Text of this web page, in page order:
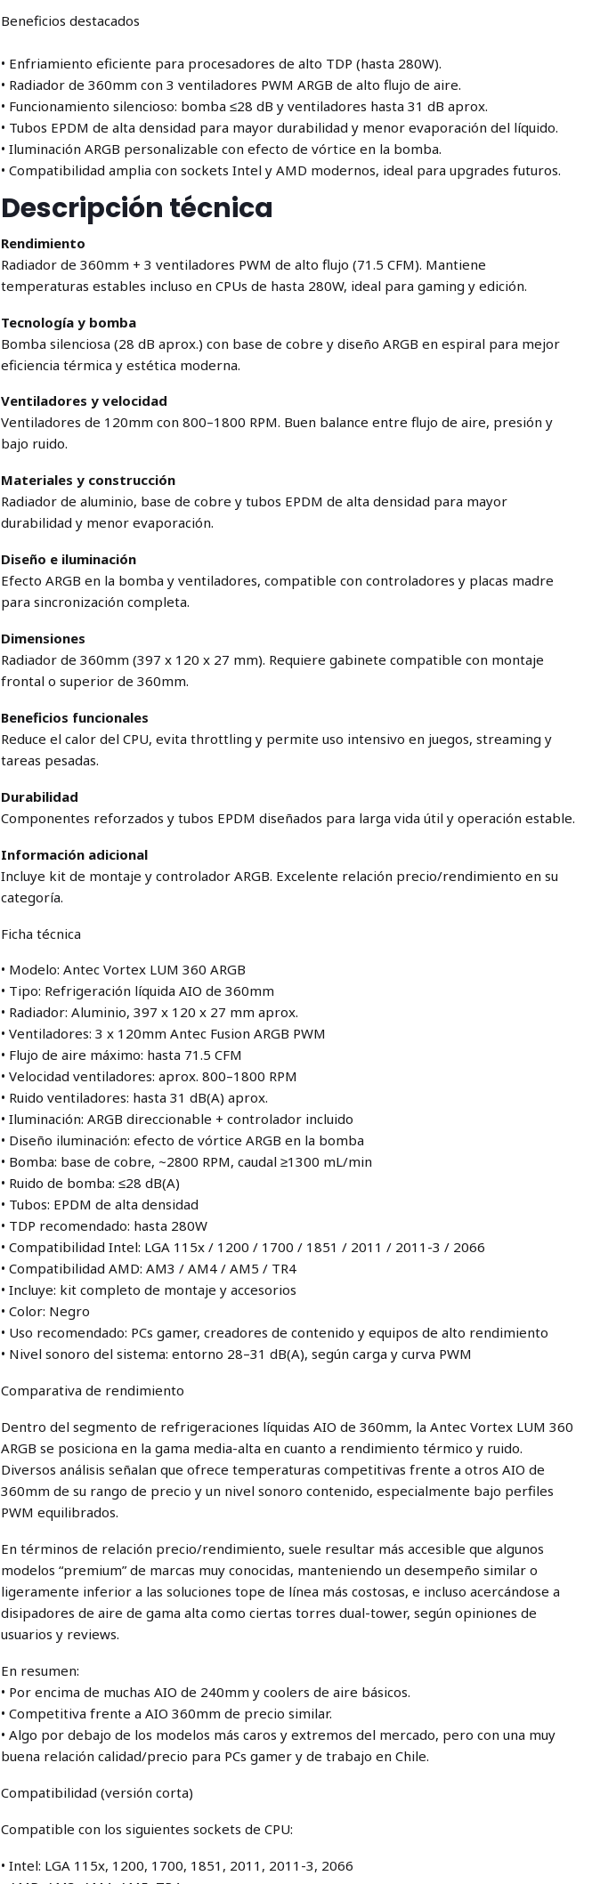
Beneficios destacados
• Enfriamiento eficiente para procesadores de alto TDP (hasta 280W).
• Radiador de 360mm con 3 ventiladores PWM ARGB de alto flujo de aire.
• Funcionamiento silencioso: bomba ≤28 dB y ventiladores hasta 31 dB aprox.
• Tubos EPDM de alta densidad para mayor durabilidad y menor evaporación del líquido.
• Iluminación ARGB personalizable con efecto de vórtice en la bomba.
• Compatibilidad amplia con sockets Intel y AMD modernos, ideal para upgrades futuros.
Descripción técnica
Rendimiento
Radiador de 360mm + 3 ventiladores PWM de alto flujo (71.5 CFM). Mantiene
temperaturas estables incluso en CPUs de hasta 280W, ideal para gaming y edición.
Tecnología y bomba
Bomba silenciosa (28 dB aprox.) con base de cobre y diseño ARGB en espiral para mejor
eficiencia térmica y estética moderna.
Ventiladores y velocidad
Ventiladores de 120mm con 800–1800 RPM. Buen balance entre flujo de aire, presión y
bajo ruido.
Materiales y construcción
Radiador de aluminio, base de cobre y tubos EPDM de alta densidad para mayor
durabilidad y menor evaporación.
Diseño e iluminación
Efecto ARGB en la bomba y ventiladores, compatible con controladores y placas madre
para sincronización completa.
Dimensiones
Radiador de 360mm (397 x 120 x 27 mm). Requiere gabinete compatible con montaje
frontal o superior de 360mm.
Beneficios funcionales
Reduce el calor del CPU, evita throttling y permite uso intensivo en juegos, streaming y
tareas pesadas.
Durabilidad
Componentes reforzados y tubos EPDM diseñados para larga vida útil y operación estable.
Información adicional
Incluye kit de montaje y controlador ARGB. Excelente relación precio/rendimiento en su
categoría.
Ficha técnica
• Modelo: Antec Vortex LUM 360 ARGB
• Tipo: Refrigeración líquida AIO de 360mm
• Radiador: Aluminio, 397 x 120 x 27 mm aprox.
• Ventiladores: 3 x 120mm Antec Fusion ARGB PWM
• Flujo de aire máximo: hasta 71.5 CFM
• Velocidad ventiladores: aprox. 800–1800 RPM
• Ruido ventiladores: hasta 31 dB(A) aprox.
• Iluminación: ARGB direccionable + controlador incluido
• Diseño iluminación: efecto de vórtice ARGB en la bomba
• Bomba: base de cobre, ~2800 RPM, caudal ≥1300 mL/min
• Ruido de bomba: ≤28 dB(A)
• Tubos: EPDM de alta densidad
• TDP recomendado: hasta 280W
• Compatibilidad Intel: LGA 115x / 1200 / 1700 / 1851 / 2011 / 2011-3 / 2066
• Compatibilidad AMD: AM3 / AM4 / AM5 / TR4
• Incluye: kit completo de montaje y accesorios
• Color: Negro
• Uso recomendado: PCs gamer, creadores de contenido y equipos de alto rendimiento
• Nivel sonoro del sistema: entorno 28–31 dB(A), según carga y curva PWM
Comparativa de rendimiento
Dentro del segmento de refrigeraciones líquidas AIO de 360mm, la Antec Vortex LUM 360
ARGB se posiciona en la gama media-alta en cuanto a rendimiento térmico y ruido.
Diversos análisis señalan que ofrece temperaturas competitivas frente a otros AIO de
360mm de su rango de precio y un nivel sonoro contenido, especialmente bajo perfiles
PWM equilibrados.
En términos de relación precio/rendimiento, suele resultar más accesible que algunos
modelos “premium” de marcas muy conocidas, manteniendo un desempeño similar o
ligeramente inferior a las soluciones tope de línea más costosas, e incluso acercándose a
disipadores de aire de gama alta como ciertas torres dual-tower, según opiniones de
usuarios y reviews.
En resumen:
• Por encima de muchas AIO de 240mm y coolers de aire básicos.
• Competitiva frente a AIO 360mm de precio similar.
• Algo por debajo de los modelos más caros y extremos del mercado, pero con una muy
buena relación calidad/precio para PCs gamer y de trabajo en Chile.
Compatibilidad (versión corta)
Compatible con los siguientes sockets de CPU:
• Intel: LGA 115x, 1200, 1700, 1851, 2011, 2011-3, 2066